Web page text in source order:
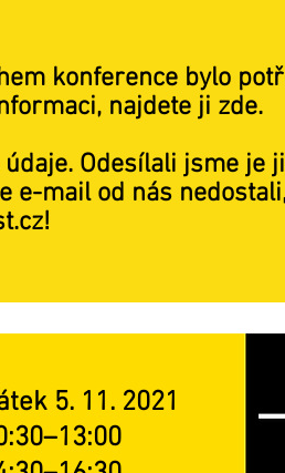
konference bylo
najdete ji zde.
Odesílali jsme je
e-mail od nás
!
5. 11. 2021